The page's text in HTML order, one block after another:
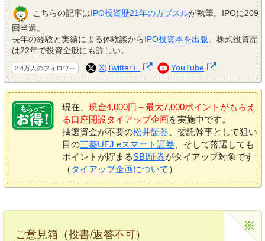
こちらの記事はIPO投資歴21年のカブスルが執筆。IPOに209
回当選。
長年の経験と実績による体験談からIPO投資本を出版。株式投資歴
は22年で投資全般にも詳しい。
2.4万人のフォロワー X(Twitter） YouTube
現在、 現金4,000円＋最大7,000ポイントがもらえ
る口座開設タイアップ企画を実施中です。
抽選資金が不要の松井証券 、委託幹事として狙い
目の三菱UFJ eスマート証券 、そして落選しても
ポイントが貯まるSBI証券がタイアップ対象です
（ タイアップ企画について ）
ご意見箱（投書/返答不可）